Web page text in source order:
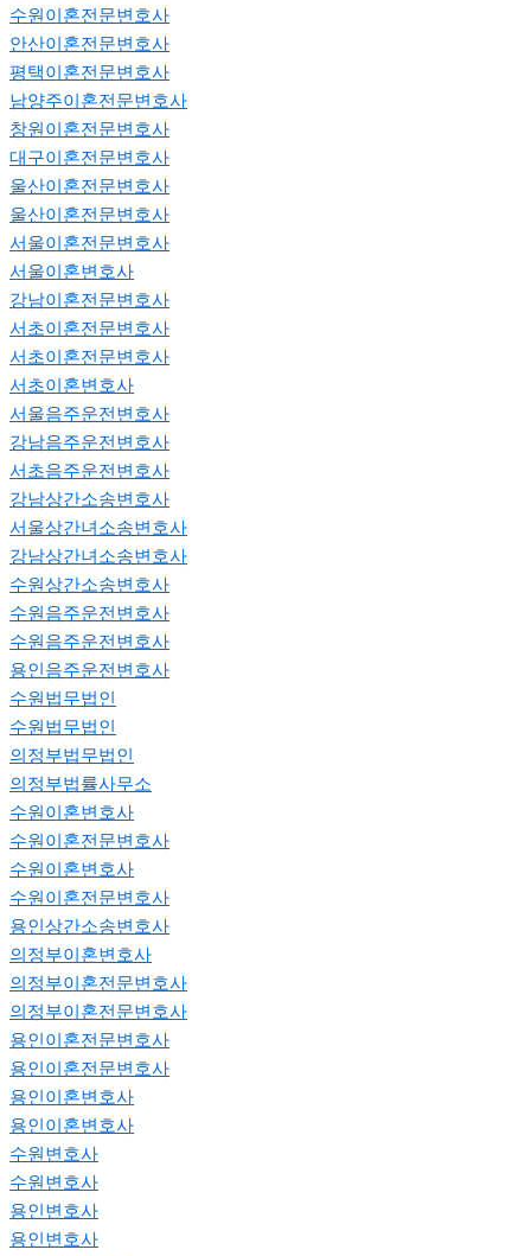
수원이혼전문변호사
안산이혼전문변호사
평택이혼전문변호사
남양주이혼전문변호사
창원이혼전문변호사
대구이혼전문변호사
울산이혼전문변호사
울산이혼전문변호사
서울이혼전문변호사
서울이혼변호사
강남이혼전문변호사
서초이혼전문변호사
서초이혼전문변호사
서초이혼변호사
서울음주운전변호사
강남음주운전변호사
서초음주운전변호사
강남상간소송변호사
서울상간녀소송변호사
강남상간녀소송변호사
수원상간소송변호사
수원음주운전변호사
수원음주운전변호사
용인음주운전변호사
수원법무법인
수원법무법인
의정부법무법인
의정부법률사무소
수원이혼변호사
수원이혼전문변호사
수원이혼변호사
수원이혼전문변호사
용인상간소송변호사
의정부이혼변호사
의정부이혼전문변호사
의정부이혼전문변호사
용인이혼전문변호사
용인이혼전문변호사
용인이혼변호사
용인이혼변호사
수원변호사
수원변호사
용인변호사
용인변호사